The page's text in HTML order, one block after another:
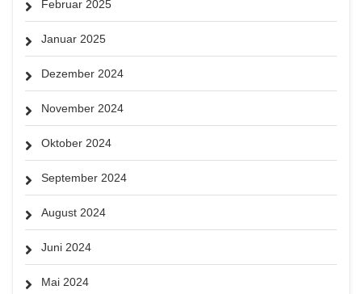
Februar 2025
Januar 2025
Dezember 2024
November 2024
Oktober 2024
September 2024
August 2024
Juni 2024
Mai 2024